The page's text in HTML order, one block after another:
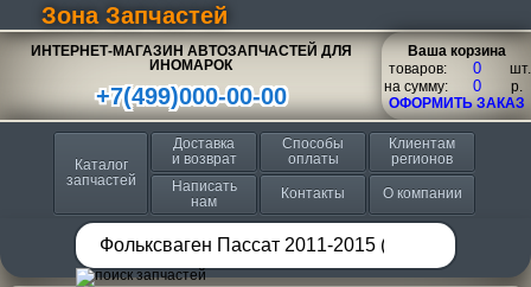
Зона Запчастей
ИНТЕРНЕТ-МАГАЗИН АВТОЗАПЧАСТЕЙ ДЛЯ
ИНОМАРОК
+7(499)000-00-00
Ваша корзина
товаров:
шт.
на сумму:
p.
ОФОРМИТЬ ЗАКАЗ
Каталог
запчастей
Доставка
и возврат
Способы
оплаты
Клиентам
регионов
Написать
нам
Контакты О компании